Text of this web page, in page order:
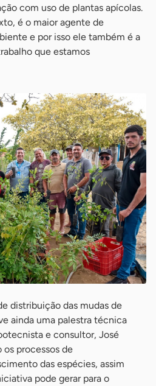
com uso de plantas apícolas.
é o maior agente de
e por isso ele também é a
que estamos
distribuição das mudas de
ainda uma palestra técnica
e consultor, José
os processos de
das espécies, assim
pode gerar para o